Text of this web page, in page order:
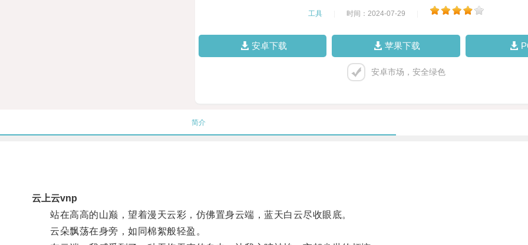
工具 时间：2024-07-29
安卓下载 苹果下载
安卓市场，安全绿色
简介
云上云vnp
站在高高的山巅，望着漫天云彩，仿佛置身云端，蓝天白云尽收眼底。
云朵飘荡在身旁，如同棉絮般轻盈。